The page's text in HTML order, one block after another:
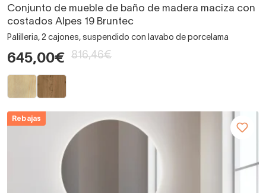
Conjunto de mueble de baño de madera maciza con
costados Alpes 19 Bruntec
Palilleria, 2 cajones, suspendido con lavabo de porcelama
645,00€ 816,46€
Rebajas